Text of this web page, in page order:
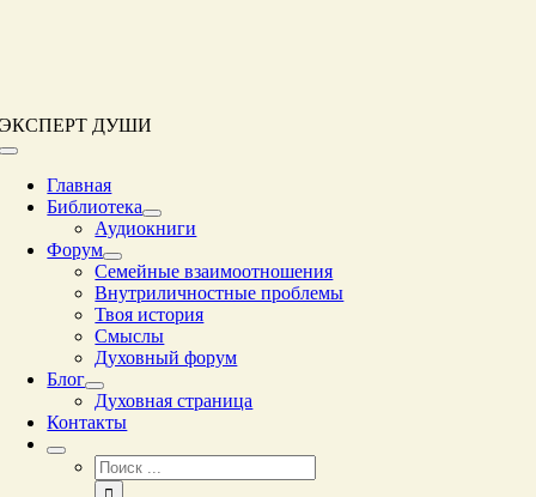
ЭКСПЕРТ ДУШИ
Переключение
навигацииГлавная
Библиотека
Аудиокниги
Форум
Семейные взаимоотношения
Внутриличностные проблемы
Твоя история
Смыслы
Духовный форум
Блог
Духовная страница
Контакты
Результат
поиска: